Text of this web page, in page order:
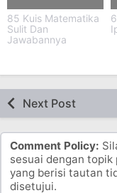
85 Kuis Matematika
Sulit Dan
Jawabannya
64
Next Post
Comment Policy:
sesuai dengan
yang berisi tautan
disetujui.